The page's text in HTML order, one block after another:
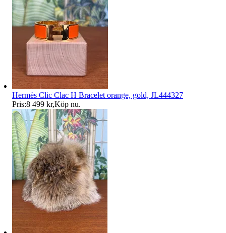
Hermès Clic Clac H Bracelet orange, gold, JL444327
Pris:8 499 kr,Köp nu.